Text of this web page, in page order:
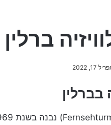
ברלין
2022
בברלין